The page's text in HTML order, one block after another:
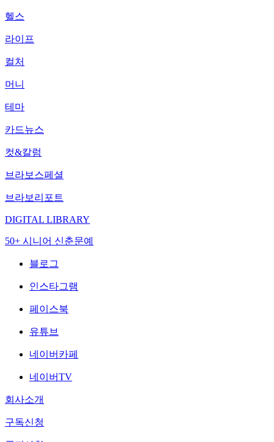
헬스
라이프
컬처
머니
테마
카드뉴스
컷&칼럼
브라보스페셜
브라보리포트
DIGITAL LIBRARY
50+ 시니어 신춘문예
블로그
인스타그램
페이스북
유튜브
네이버카페
네이버TV
회사소개
구독신청